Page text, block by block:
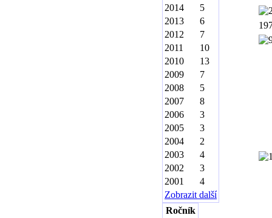
2014
5
2013
6
2012
7
2011
10
2010
13
2009
7
2008
5
2007
8
2006
3
2005
3
2004
2
2003
4
2002
3
2001
4
Zobrazit další
Ročník